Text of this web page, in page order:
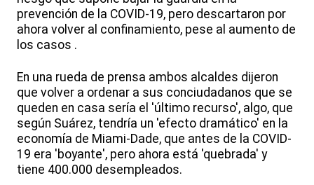
prevención de la COVID-19, pero descartaron por
ahora volver al confinamiento, pese al aumento de
los casos .
En una rueda de prensa ambos alcaldes dijeron
que volver a ordenar a sus conciudadanos que se
queden en casa sería el 'último recurso', algo, que
según Suárez, tendría un 'efecto dramático' en la
economía de Miami-Dade, que antes de la COVID-
19 era 'boyante', pero ahora está 'quebrada' y
tiene 400.000 desempleados.